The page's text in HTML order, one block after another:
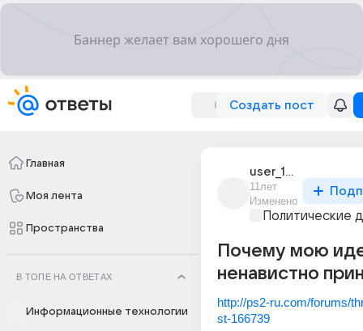
Создать пост
Главная
Моя лента
Пространства
В ТОПЕ НА ОТВЕТАХ
Информационные технологии
user_181455273
11лет
Изменено
Политические
Почему мою
ненавистно
http://ps2-ru.com/forums/
st-166739